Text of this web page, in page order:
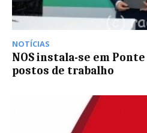
NOTÍCIAS
NOS instala-se em
postos de trabalho